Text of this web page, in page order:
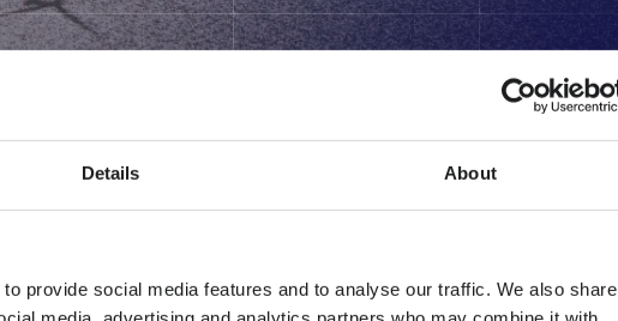
Details About
provide social media features and to analyse our traffic. We also share